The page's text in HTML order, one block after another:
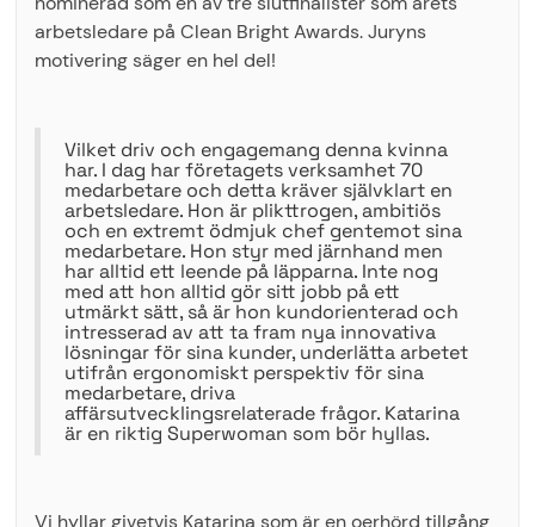
arbetsledare på Clean Bright Awards. Juryns
motivering säger en hel del!
Vilket driv och engagemang denna kvinna
har. I dag har företagets verksamhet 70
medarbetare och detta kräver självklart en
arbetsledare. Hon är plikttrogen, ambitiös
och en extremt ödmjuk chef gentemot sina
medarbetare. Hon styr med järnhand men
har alltid ett leende på läpparna. Inte nog
med att hon alltid gör sitt jobb på ett
utmärkt sätt, så är hon kundorienterad och
intresserad av att ta fram nya innovativa
lösningar för sina kunder, underlätta arbetet
utifrån ergonomiskt perspektiv för sina
medarbetare, driva
affärsutvecklingsrelaterade frågor. Katarina
är en riktig Superwoman som bör hyllas.